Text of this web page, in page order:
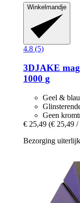
Winkelmandje
4.8 (5)
3DJAKE
1000 g
Geel &
Geen
€ 25,49 (€ 25,49 /
Bezorging